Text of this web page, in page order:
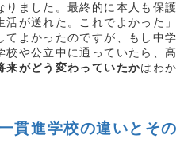
りました。最終的に本人も保護
が送れた。これでよかった」
てよかったのですが、もし中学
校や公立中に通っていたら、高
来がどう変わっていたかはわか
貫進学校の違いとその